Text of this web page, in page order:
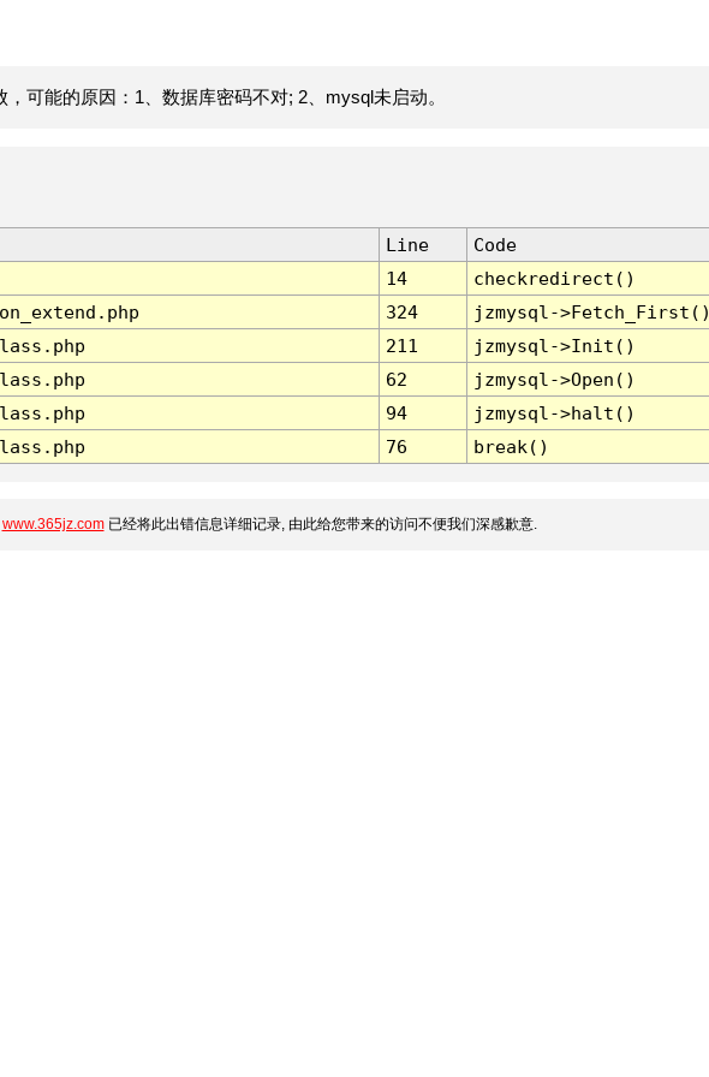
可能的原因：1、数据库密码不对; 2、mysql未启动。
Line
Code
14
checkredirect()
324
jzmysql-
211
jzmysql->Init()
62
jzmysql->Open()
94
jzmysql->halt()
76 break()
www.365jz.com已经将此出错信息详细记录, 由此给您带来的访问不便我们深感歉意.